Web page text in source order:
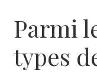
Parmi
types